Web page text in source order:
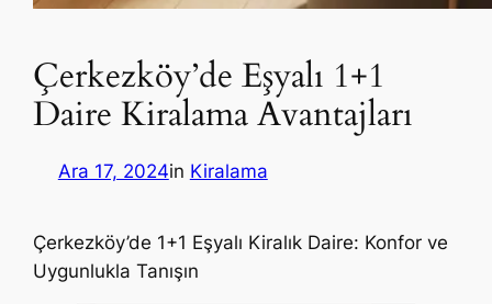
Çerkezköy’de Eşyalı 1+1
Daire Kiralama Avantajları
Ara 17, 2024in Kiralama
Çerkezköy’de 1+1 Eşyalı Kiralık Daire: Konfor ve
Uygunlukla Tanışın